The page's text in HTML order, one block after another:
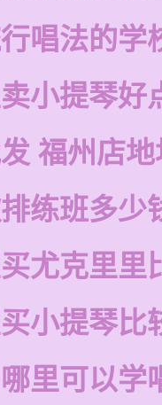
唱法的学
小提琴好
福州店地
练班多少
尤克里里
小提琴比
里可以学